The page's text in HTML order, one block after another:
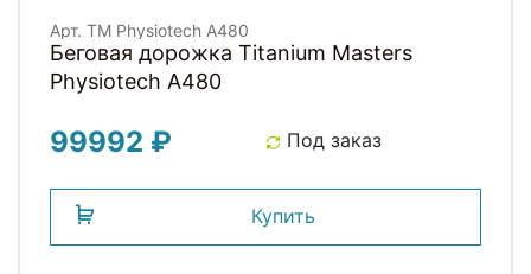
Арт. TM Physiotech A480
Беговая дорожка Titanium Masters
Physiotech A480
99992 ₽ Под заказ
Купить